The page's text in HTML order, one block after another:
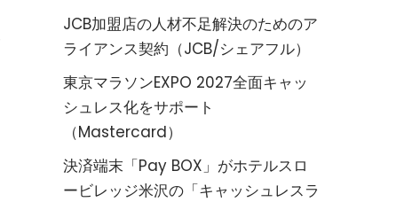
JCB加盟店の人材不足解決のためのア
ライアンス契約（JCB/シェアフル）
東京マラソンEXPO 2027全面キャッ
シュレス化をサポート
（Mastercard）
決済端末「Pay BOX」がホテルスロ
ービレッジ米沢の「キャッシュレスラ